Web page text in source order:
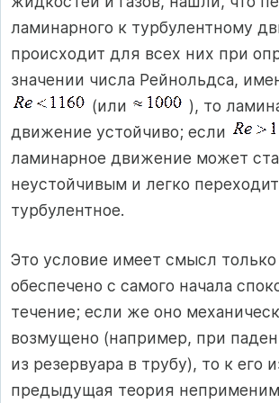
ламинарного к турбулентному
происходит для всех них при
значении числа Рейнольдса,
(или
), то
движение устойчиво; если
ламинарное движение может
неустойчивым и легко
турбулентное.
Это условие имеет смысл только
обеспечено с самого начала
течение; если же оно
возмущено (например, при
из резервуара в трубу), то к его
предыдущая теория